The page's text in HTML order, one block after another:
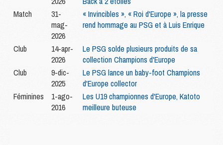
Match
31-
mag-
2026
« Invincibles », « Roi d'Europe », la presse
rend hommage au PSG et à Luis Enrique
Club
14-apr-
2026
Le PSG solde plusieurs produits de sa
collection Champions d'Europe
Club
9-dic-
2025
Le PSG lance un baby-foot Champions
d'Europe collector
Féminines
1-ago-
2016
Les U19 championnes d'Europe, Katoto
meilleure buteuse